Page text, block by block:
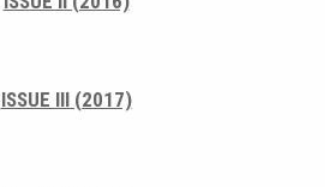
ISSUE III (2017)